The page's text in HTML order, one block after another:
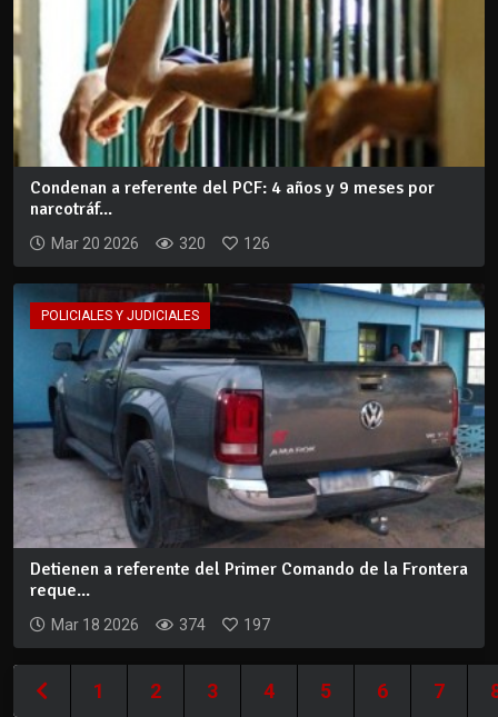
Condenan a referente del PCF: 4 años y 9 meses por
narcotráf...
Mar 20 2026 320 126
POLICIALES Y JUDICIALES
Detienen a referente del Primer Comando de la Frontera
reque...
Mar 18 2026 374 197
1 2 3 4 5 6 7